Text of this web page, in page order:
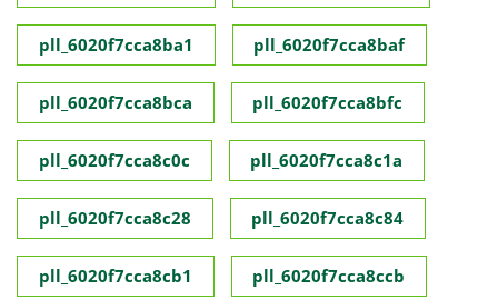
pll_6020f7cca8ba1 pll_6020f7cca8baf
pll_6020f7cca8bca pll_6020f7cca8bfc
pll_6020f7cca8c0c pll_6020f7cca8c1a
pll_6020f7cca8c28 pll_6020f7cca8c84
pll_6020f7cca8cb1 pll_6020f7cca8ccb